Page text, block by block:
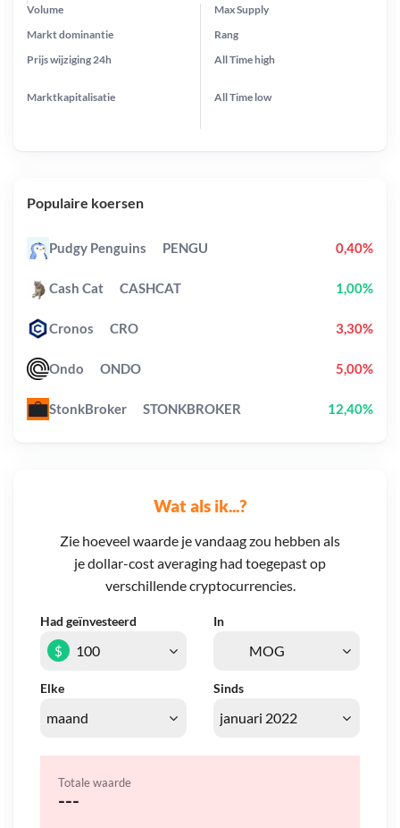
Wat als ik...?
Zie hoeveel waarde je vandaag zou hebben als
je dollar-cost averaging had toegepast op
verschillende cryptocurrencies.
Had geïnvesteerd In
Elke Sinds
$
Totale waarde
---
Prijs wijziging 24h
Max Supply
Markt dominantie
Marktkapitalisatie
Volume
Rang
All Timehigh
All Time low
Populaire koersen
Pudgy Penguins PENGU 0,40%
Cash Cat CASHCAT 1,00%
Cronos CRO 3,30%
Ondo ONDO 5,00%
StonkBroker STONKBROKER 12,40%